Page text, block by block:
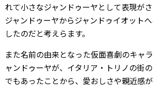
れて小さなジャンドゥーヤとして表現がさ
ジャンドゥーヤからジャンドゥイオット
したのだと考えらます。
また名前の由来となった仮面喜劇のキャ
ャンドゥーヤが、イタリア・トリノの街
でもあったことから、愛おしさや親近感